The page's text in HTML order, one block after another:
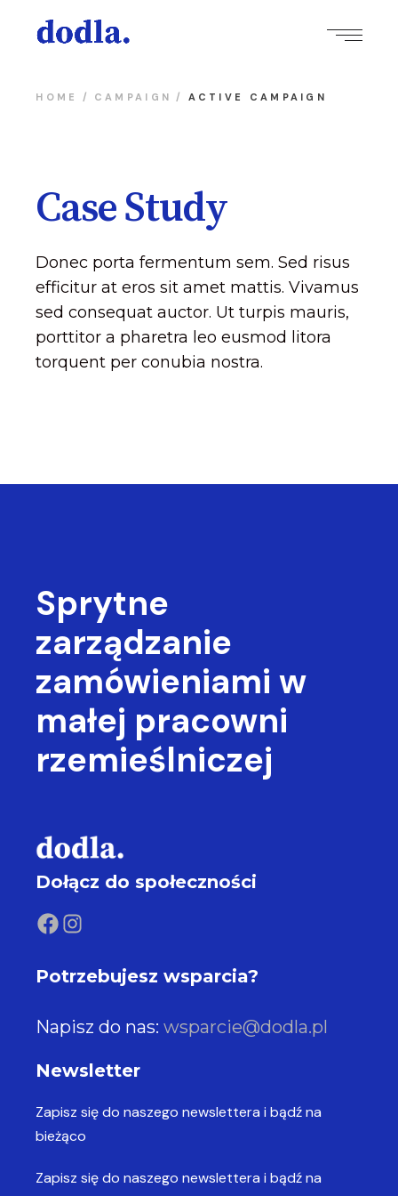
HOME CAMPAIGN ACTIVE CAMPAIGN
Case Study
Donec porta fermentum sem. Sed risus
efficitur at eros sit amet mattis. Vivamus
sed consequat auctor. Ut turpis mauris,
porttitor a pharetra leo eusmod litora
torquent per conubia nostra.
Sprytne
zarządzanie
zamówieniami w
małej pracowni
rzemieślniczej
Dołącz do społeczności
Potrzebujesz wsparcia?
Napisz do nas:wsparcie@dodla.pl
Newsletter
Zapisz się do naszego newsletterai bądź na
bieżąco
Zapisz się do naszego newsletterai bądź na